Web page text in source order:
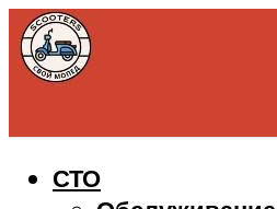
СТО